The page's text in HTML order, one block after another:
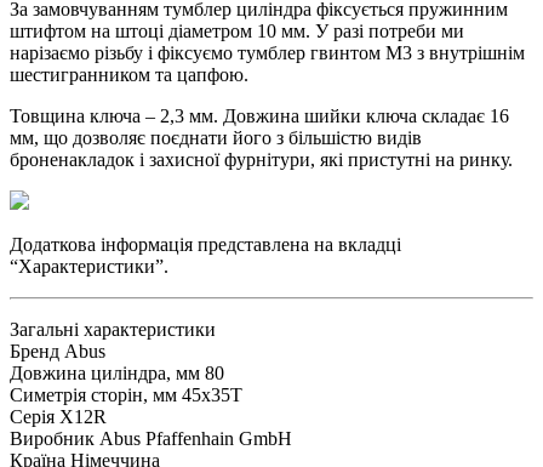
За замовчуванням тумблер циліндра фіксується пружинним
штифтом на штоці діаметром 10 мм. У разі потреби ми
нарізаємо різьбу і фіксуємо тумблер гвинтом М3 з внутрішнім
шестигранником та цапфою.
Товщина ключа – 2,3 мм. Довжина шийки ключа складає 16
мм, що дозволяє поєднати його з більшістю видів
броненакладок і захисної фурнітури, які пристутні на ринку.
Додаткова інформація представлена на вкладці
“Характеристики”.
Загальні характеристики
Бренд Abus
Довжина циліндра, мм 80
Симетрія сторін, мм 45x35T
Серія X12R
Виробник Abus Pfaffenhain GmbH
Країна Німеччина